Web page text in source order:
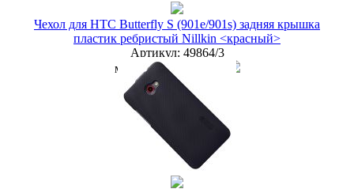
Чехол для HTC Butterfly S (901e/901s) задняя крышка
пластик ребристый Nillkin <красный>
Артикул: 49864/3
мелкий опт
опт 75 руб.
65 руб.
Новая цена
68 руб.
Наличие:
купить в розницу